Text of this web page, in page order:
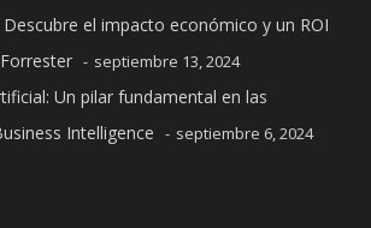
el impacto económico y un ROI
septiembre 13, 2024
Un pilar fundamental en las
Intelligence
septiembre 6, 2024